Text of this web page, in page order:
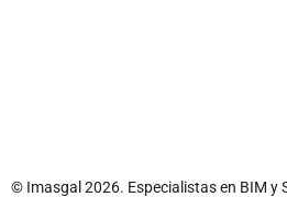
© Imasgal 2026. Especialistas en BIM y